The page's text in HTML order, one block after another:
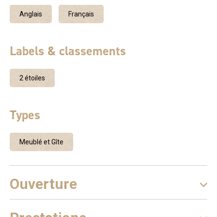
Anglais Français
Labels & classements
2 étoiles
Types
Meublé et Gîte
Ouverture